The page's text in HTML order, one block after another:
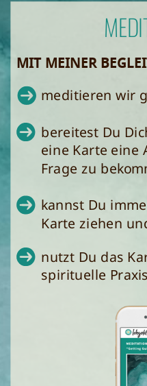
MIT MEINER
meditieren wir
bereitest Du
eine Karte eine
Frage zu
kannst Du
Karte ziehen
nutzt Du das
spirituelle Praxis